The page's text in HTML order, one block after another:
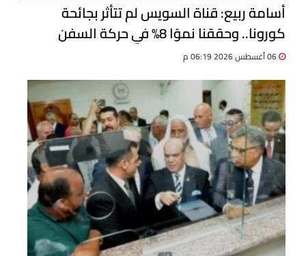
أسامة ربيع: قناة السويس لم تتأثر بجائحة
كورونا.. وحققنا نموًا 8% في حركة السفن